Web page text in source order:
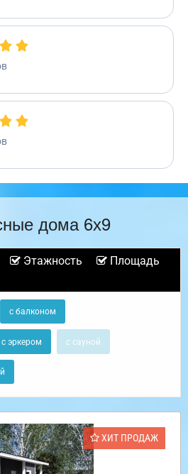
дома 6х9
Этажность
Площадь
с балконом
с эркером с сауной
ХИТ ПРОДАЖ